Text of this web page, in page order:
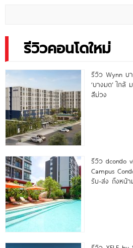
รีวิวคอนโดใหม่
รีวิว Wynn บ
‘บางมด’ ใกล้
สีม่วง
รีวิว dcondo
Campus
รับ-ส่ง ถึงหน้า